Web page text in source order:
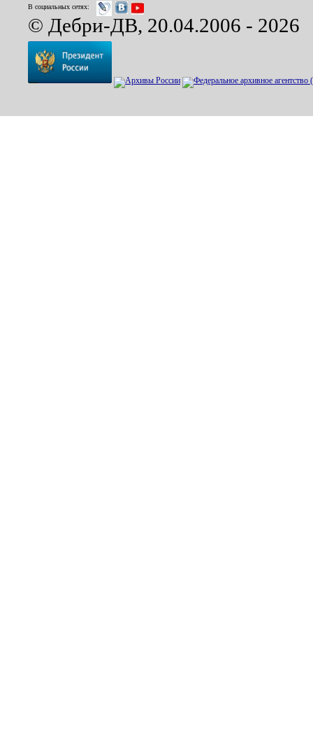
В социальных сетях:
© Дебри-ДВ, 20.04.2006 - 2026